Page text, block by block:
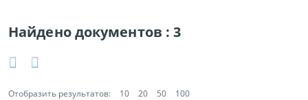
Найдено документов :3
Отобразить результатов: 10 20 50
100